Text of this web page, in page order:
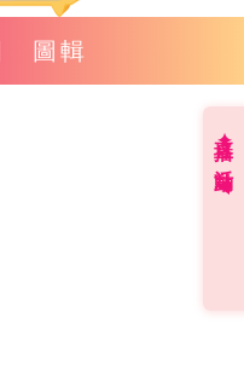
圖輯
直播✦活動